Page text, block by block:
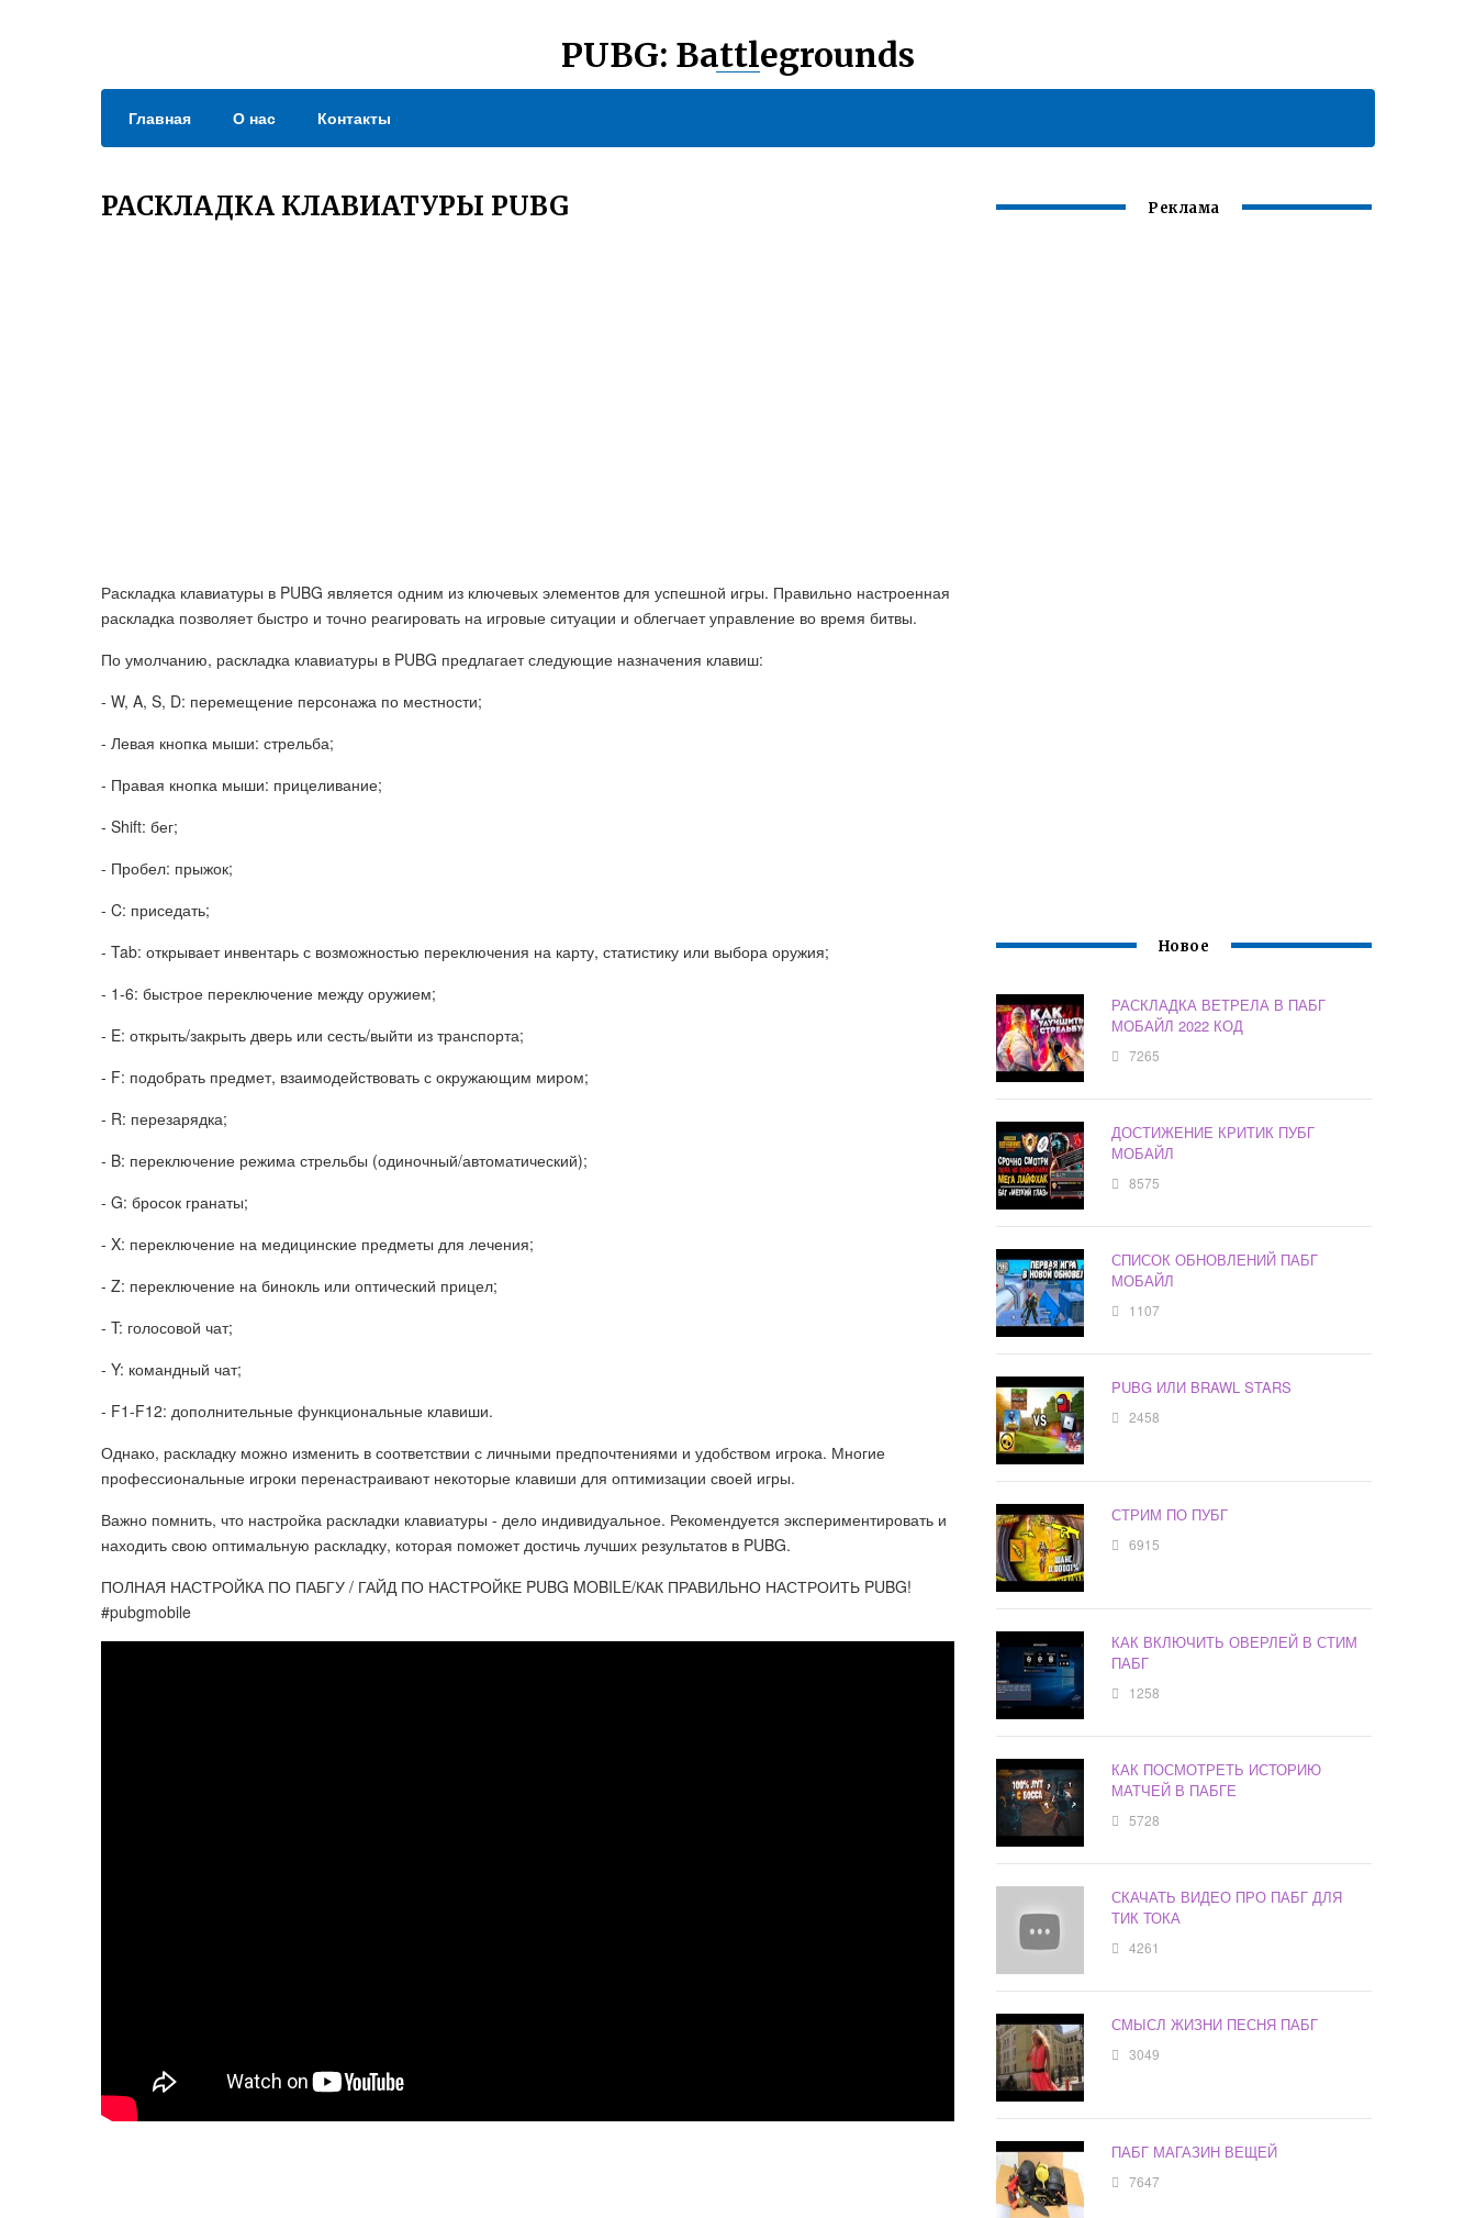
PUBG: Battlegrounds
Главная О нас Контакты
РАСКЛАДКА КЛАВИАТУРЫ PUBG
Раскладка клавиатуры в PUBG является одним из ключевых элементов для успешной игры. Правильно настроенная
раскладка позволяет быстро и точно реагировать на игровые ситуации и облегчает управление во время битвы.
По умолчанию, раскладка клавиатуры в PUBG предлагает следующие назначения клавиш:
- W, A, S, D: перемещение персонажа по местности;
- Левая кнопка мыши: стрельба;
- Правая кнопка мыши: прицеливание;
- Shift: бег;
- Пробел: прыжок;
- C: приседать;
- Tab: открывает инвентарь с возможностью переключения на карту, статистику или выбора оружия;
- 1-6: быстрое переключение между оружием;
- E: открыть/закрыть дверь или сесть/выйти из транспорта;
- F: подобрать предмет, взаимодействовать с окружающим миром;
- R: перезарядка;
- B: переключение режима стрельбы (одиночный/автоматический);
- G: бросок гранаты;
- X: переключение на медицинские предметы для лечения;
- Z: переключение на бинокль или оптический прицел;
- T: голосовой чат;
- Y: командный чат;
- F1-F12: дополнительные функциональные клавиши.
Однако, раскладку можно изменить в соответствии с личными предпочтениями и удобством игрока. Многие
профессиональные игроки перенастраивают некоторые клавиши для оптимизации своей игры.
Важно помнить, что настройка раскладки клавиатуры - дело индивидуальное. Рекомендуется экспериментировать и
находить свою оптимальную раскладку, которая поможет достичь лучших результатов в PUBG.
ПОЛНАЯ НАСТРОЙКА ПО ПАБГУ / ГАЙД ПО НАСТРОЙКЕ PUBG MOBILE/КАК ПРАВИЛЬНО НАСТРОИТЬ PUBG!
#pubgmobile
Реклама
Новое
РАСКЛАДКА ВЕТРЕЛА В ПАБГ
МОБАЙЛ 2022 КОД
7265
ДОСТИЖЕНИЕ КРИТИК ПУБГ
МОБАЙЛ
8575
СПИСОК ОБНОВЛЕНИЙ ПАБГ
МОБАЙЛ
1107
PUBG ИЛИ BRAWL STARS
2458
СТРИМ ПО ПУБГ
6915
КАК ВКЛЮЧИТЬ ОВЕРЛЕЙ В СТИМ
ПАБГ
1258
КАК ПОСМОТРЕТЬ ИСТОРИЮ
МАТЧЕЙ В ПАБГЕ
5728
СКАЧАТЬ ВИДЕО ПРО ПАБГ ДЛЯ
ТИК ТОКА
4261
СМЫСЛ ЖИЗНИ ПЕСНЯ ПАБГ
3049
ПАБГ МАГАЗИН ВЕЩЕЙ
7647